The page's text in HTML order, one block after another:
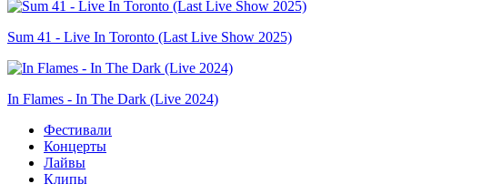
Sum 41 - Live In Toronto (Last Live Show 2025)
In Flames - In The Dark (Live 2024)
Фестивали
Концерты
Лайвы
Клипы